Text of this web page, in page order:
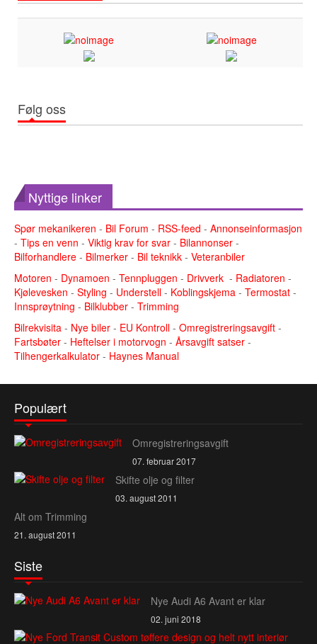
Følg oss
Nyttige linker
Spør mekanikeren - Bil Forum - RSS-feed - Annonseinformasjon
- Tips en venn - Viktig krav for svar - Bilannonser -
Bilforhandlere - Bilmerker - Bil teknikk - Veteranbiler
Motoren - Dynamoen - Tennpluggen - Drivverk - Radiatoren -
Kjølevesken - Styling - Understell - Koblingskjema - Termostat -
Innsprøytning - Bilklubber - Trimming
Bilrekvisita - Nye biler - EU Kontroll - Omregistreringsavgift -
Fartsbøter - Heftelser i motorvogn - Årsavgift satser -
Tilhengerkalkulator - Haynes Manual
Populært
Omregistreringsavgift
07. februar 2017
Skifte olje og filter
03. august 2011
Alt om Trimming
21. august 2011
Siste
Nye Audi A6 Avant er klar
02. juni 2018